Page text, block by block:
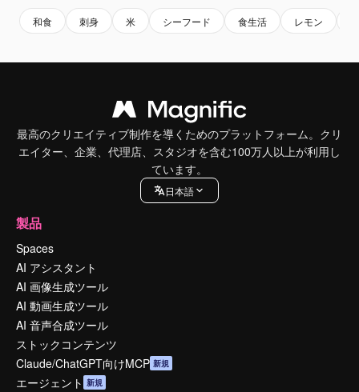
和食 刺身 米 シーフード 食生活 レモン
最高のクリエイティブ制作を導くためのプラットフォーム。クリ
エイター、企業、代理店、スタジオを含む100万人以上が利用し
ています。
日本語
製品
Spaces
AI アシスタント
AI 画像生成ツール
AI 動画生成ツール
AI 音声合成ツール
ストックコンテンツ
Claude/ChatGPT向けMCP 新規
エージェント 新規